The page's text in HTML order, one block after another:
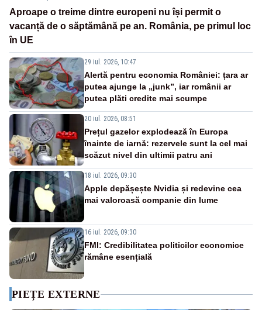
Aproape o treime dintre europeni nu își permit o
vacanță de o săptămână pe an. România, pe primul loc
în UE
29 iul. 2026, 10:47
Alertă pentru economia României: țara ar
putea ajunge la „junk”, iar românii ar
putea plăti credite mai scumpe
20 iul. 2026, 08:51
Prețul gazelor explodează în Europa
înainte de iarnă: rezervele sunt la cel mai
scăzut nivel din ultimii patru ani
18 iul. 2026, 09:30
Apple depășește Nvidia și redevine cea
mai valoroasă companie din lume
16 iul. 2026, 09:30
FMI: Credibilitatea politicilor economice
rămâne esențială
PIEȚE EXTERNE